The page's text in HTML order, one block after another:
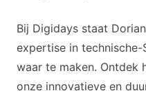
Bij Digidays staat
expertise in
waar te maken. Ontdek
onze innovatieve en
Dorian
Junior